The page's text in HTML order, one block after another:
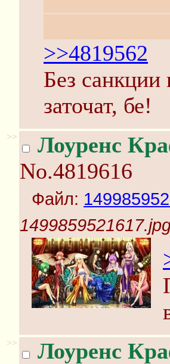
>>4819562
Без санкции
заточат, бе!
>> Лоуренс
No.4819616
Файл:
>> Лоуренс